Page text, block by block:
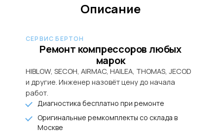
Описание
СЕРВИС БЕРТОН
Ремонт компрессоров любых
марок
HIBLOW, SECOH, AIRMAC, HAILEA, THOMAS, JECOD
и другие. Инженер назовёт цену до начала
работ.
Диагностика бесплатно при ремонте
Оригинальные ремкомплекты со склада в
Москве